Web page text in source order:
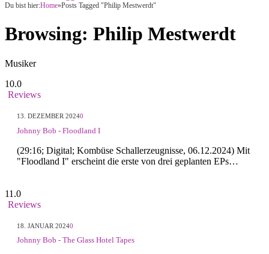
Du bist hier:Home»Posts Tagged "Philip Mestwerdt"
Browsing: Philip Mestwerdt
Musiker
10.0
Reviews
13. DEZEMBER 20240
Johnny Bob - Floodland I
(29:16; Digital; Kombüse Schallerzeugnisse, 06.12.2024) Mit
"Floodland I" erscheint die erste von drei geplanten EPs…
11.0
Reviews
18. JANUAR 20240
Johnny Bob - The Glass Hotel Tapes